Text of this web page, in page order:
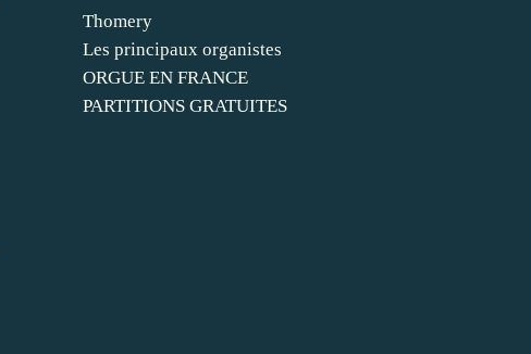
Thomery
Les principaux organistes
ORGUE EN FRANCE
PARTITIONS GRATUITES